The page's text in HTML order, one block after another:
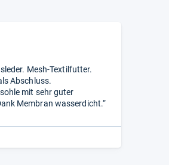
Mesh-Textilfutter.
Abschluss.
mit sehr guter
Membran wasserdicht.“